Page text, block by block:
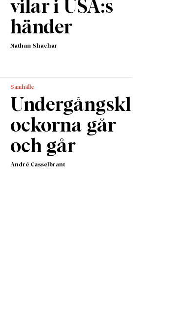
vilar i USA:s
händer
Nathan Shachar
Samhälle
Undergångskl
ockorna går
och går
André Casselbrant